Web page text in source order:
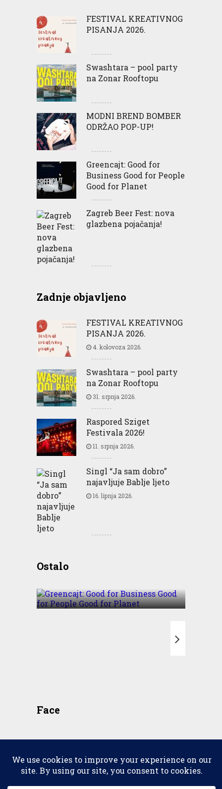
FESTIVAL KREATIVNOG
PISANJA 2026.
Swashtara – pool party
na Zonar Rooftopu
MODNI BREND BOMBER
ODRŽAO POP-UP!
Greencajt: Good for
Business Good for People
Good for Planet
Zagreb Beer Fest: nova
glazbena pojačanja!
Zadnje objavljeno
FESTIVAL KREATIVNOG
PISANJA 2026.
4. kolovoza 2026.
Swashtara – pool party
na Zonar Rooftopu
31. srpnja 2026.
Raspored Sziget
Festivala 2026!
11. srpnja 2026.
Singl “Ja sam dobro”
najavljuje Bablje ljeto
16. lipnja 2026.
OstaloBusiness Good for People
Face